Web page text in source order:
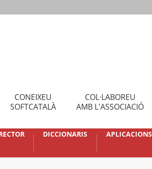
CONEIXEU
SOFTCATALÀ
COL·LABOREU
AMB L'ASSOCIACIÓ
DICCIONARIS APLICACIONS